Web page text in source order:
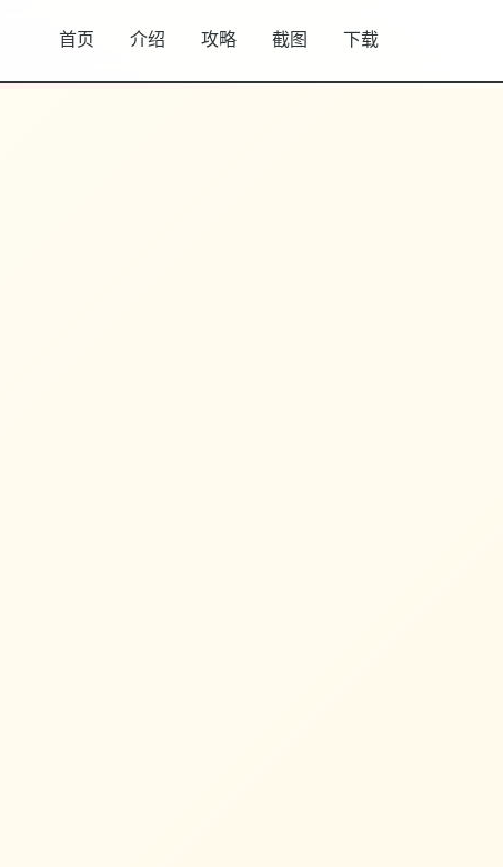
首页 介绍 攻略 截图 下载